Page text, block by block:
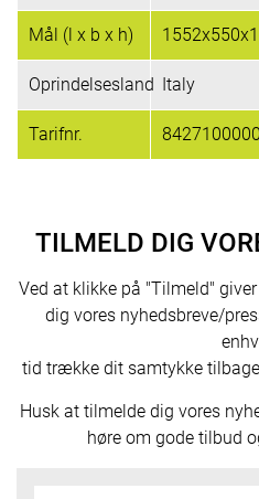
Mål (l x b x h)
Oprindelsesland Italy
Tarifnr. 8427100000
TILMELD DIG
Ved at klikke på "Tilmeld"
dig vores nyhedsbreve/
tid trække dit samtykke
Husk at tilmelde dig vores
høre om gode tilbud